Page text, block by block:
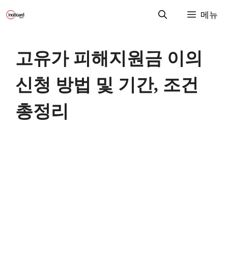
텐
메뉴
고유가 피해지원금 이의
신청 방법 및 기간, 조건
총정리